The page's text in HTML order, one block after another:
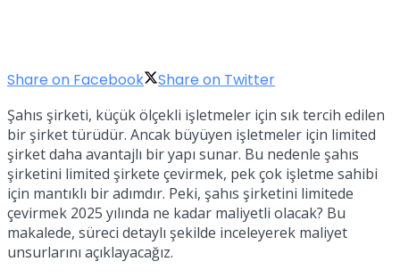
Share on Facebook Share on Twitter
Şahıs şirketi, küçük ölçekli işletmeler için sık tercih edilen
bir şirket türüdür. Ancak büyüyen işletmeler için limited
şirket daha avantajlı bir yapı sunar. Bu nedenle şahıs
şirketini limited şirkete çevirmek, pek çok işletme sahibi
için mantıklı bir adımdır. Peki, şahıs şirketini limitede
çevirmek 2025 yılında ne kadar maliyetli olacak? Bu
makalede, süreci detaylı şekilde inceleyerek maliyet
unsurlarını açıklayacağız.